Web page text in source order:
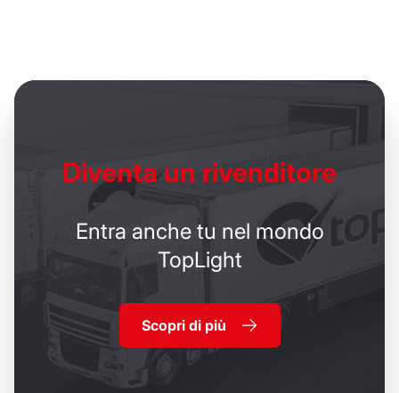
Diventa un rivenditore
Entra anche tu nel mondo
TopLight
Scopri di più